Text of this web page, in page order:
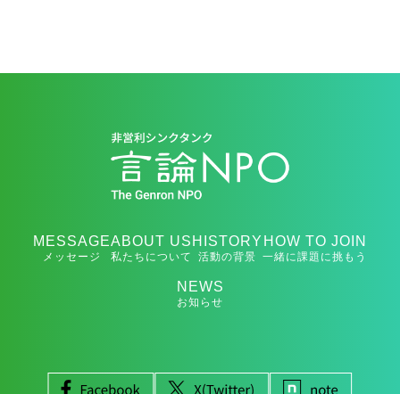
MESSAGE
メッセージ
ABOUT US
私たちについて
HISTORY
活動の背景
HOW TO JOIN
一緒に課題に挑もう
NEWS
お知らせ